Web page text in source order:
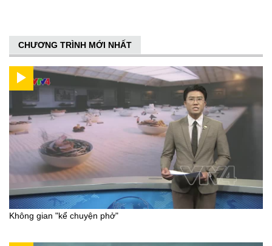
CHƯƠNG TRÌNH MỚI NHẤT
Không gian "kể chuyện phở"